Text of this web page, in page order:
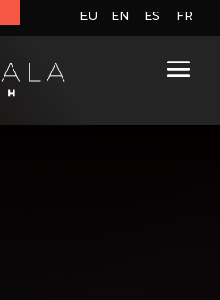
EU EN ES FR